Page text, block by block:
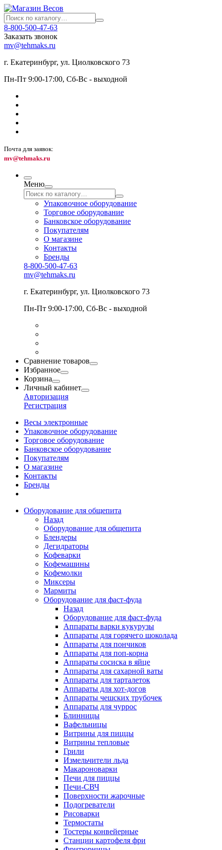
8-800-500-47-63
Заказать звонок
mv@tehmaks.ru
г. Екатеринбург, ул. Циолковского 73
Пн-Пт 9:00-17:00, Сб-Вс - выходной
Почта для заявок:
mv@tehmaks.ru
Меню
Упаковочное оборудование
Торговое оборудование
Банковское оборудование
Покупателям
О магазине
Контакты
Бренды
8-800-500-47-63
mv@tehmaks.ru
г. Екатеринбург, ул. Циолковского 73
Пн-Пт 9:00-17:00, Сб-Вс - выходной
Сравнение товаров
Избранное
Корзина
Личный кабинет
Авторизация
Регистрация
Весы электронные
Упаковочное оборудование
Торговое оборудование
Банковское оборудование
Покупателям
О магазине
Контакты
Бренды
Оборудование для общепита
Назад
Оборудование для общепита
Блендеры
Дегидраторы
Кофеварки
Кофемашины
Кофемолки
Миксеры
Мармиты
Оборудование для фаст-фуда
Назад
Оборудование для фаст-фуда
Аппараты варки кукурузы
Аппараты для горячего шоколада
Аппараты для пончиков
Аппараты для поп-корна
Аппараты сосиска в яйце
Аппараты для сахарной ваты
Аппараты для тарталеток
Аппараты для хот-догов
Аппараты чешских трубочек
Аппараты для чуррос
Блинницы
Вафельницы
Витрины для пиццы
Витрины тепловые
Грили
Измельчители льда
Макароноварки
Печи для пиццы
Печи-СВЧ
Поверхности жарочные
Подогреватели
Рисоварки
Термостаты
Тостеры конвейерные
Станции картофеля фри